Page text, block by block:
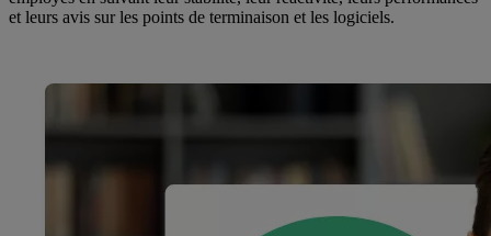
et leurs avis sur les points de terminaison et les logiciels.